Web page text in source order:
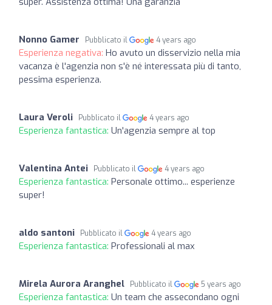
Nonno Gamer Pubblicato il 4 years ago
Esperienza negativa: Ho avuto un disservizio nella mia
vacanza è l'agenzia non s'è né interessata più di tanto,
pessima esperienza.
Laura Veroli Pubblicato il 4 years ago
Esperienza fantastica: Un'agenzia sempre al top
Valentina Antei Pubblicato il 4 years ago
Esperienza fantastica: Personale ottimo... esperienze
super!
aldo santoni Pubblicato il 4 years ago
Esperienza fantastica: Professionali al max
Mirela Aurora Aranghel Pubblicato il 5 years ago
Esperienza fantastica: Un team che assecondano ogni